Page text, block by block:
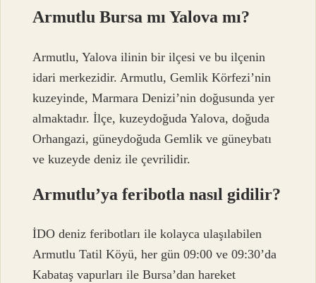
Armutlu Bursa mı Yalova mı?
Armutlu, Yalova ilinin bir ilçesi ve bu ilçenin
idari merkezidir. Armutlu, Gemlik Körfezi’nin
kuzeyinde, Marmara Denizi’nin doğusunda yer
almaktadır. İlçe, kuzeydoğuda Yalova, doğuda
Orhangazi, güneydoğuda Gemlik ve güneybatı
ve kuzeyde deniz ile çevrilidir.
Armutlu’ya feribotla nasıl gidilir?
İDO deniz feribotları ile kolayca ulaşılabilen
Armutlu Tatil Köyü, her gün 09:00 ve 09:30’da
Kabataş vapurları ile Bursa’dan hareket